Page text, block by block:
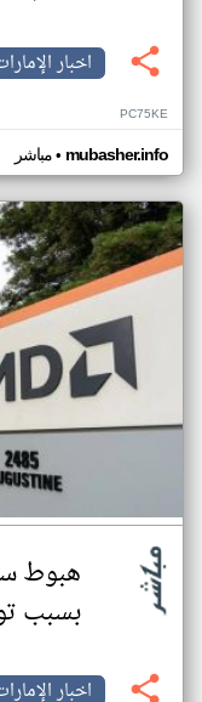
اخبار
PC75KE
مباشر• mubasher.info
بسبب
اخبار